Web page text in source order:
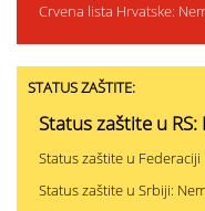
Crvena lista Hrvatske:
STATUS ZAŠTITE:
Status zaštite u RS:
Status zaštite u Federaciji
Status zaštite u Srbiji: